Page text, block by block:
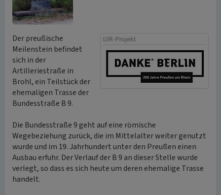
LVR-Projekt
Der preußische
Meilenstein befindet
sich in der
Artilleriestraße in
Brohl, ein Teilstück der
ehemaligen Trasse der
Bundesstraße B 9.
Die Bundesstraße 9 geht auf eine römische
Wegebeziehung zurück, die im Mittelalter weiter genutzt
wurde und im 19. Jahrhundert unter den Preußen einen
Ausbau erfuhr. Der Verlauf der B 9 an dieser Stelle wurde
verlegt, so dass es sich heute um deren ehemalige Trasse
handelt.